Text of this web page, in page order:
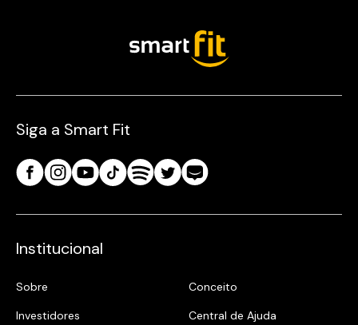
Siga a Smart Fit
Institucional
Sobre
Conceito
Investidores
Central de Ajuda